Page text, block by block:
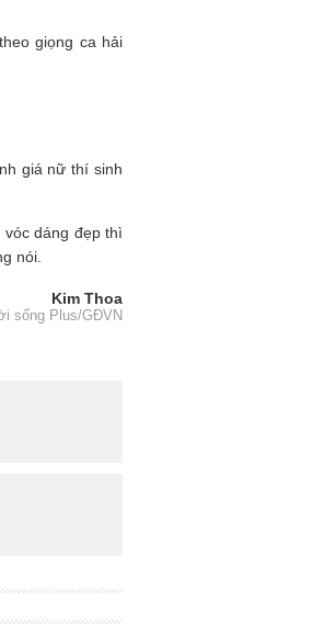
giọng ca hải
giá nữ thí sinh
dáng đẹp thì
nói.
Kim Thoa
sống Plus/GĐVN